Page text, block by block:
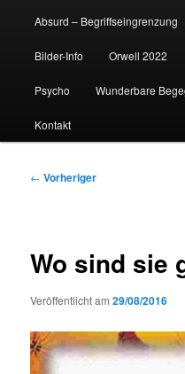
Absurd – Begriffseingrenzung
Bilder-Info Orwell 2022
Psycho Wunderbare
Kontakt
Beitragsnavigation
← Vorheriger
Wo sind sie
Veröffentlicht am29/08/2016